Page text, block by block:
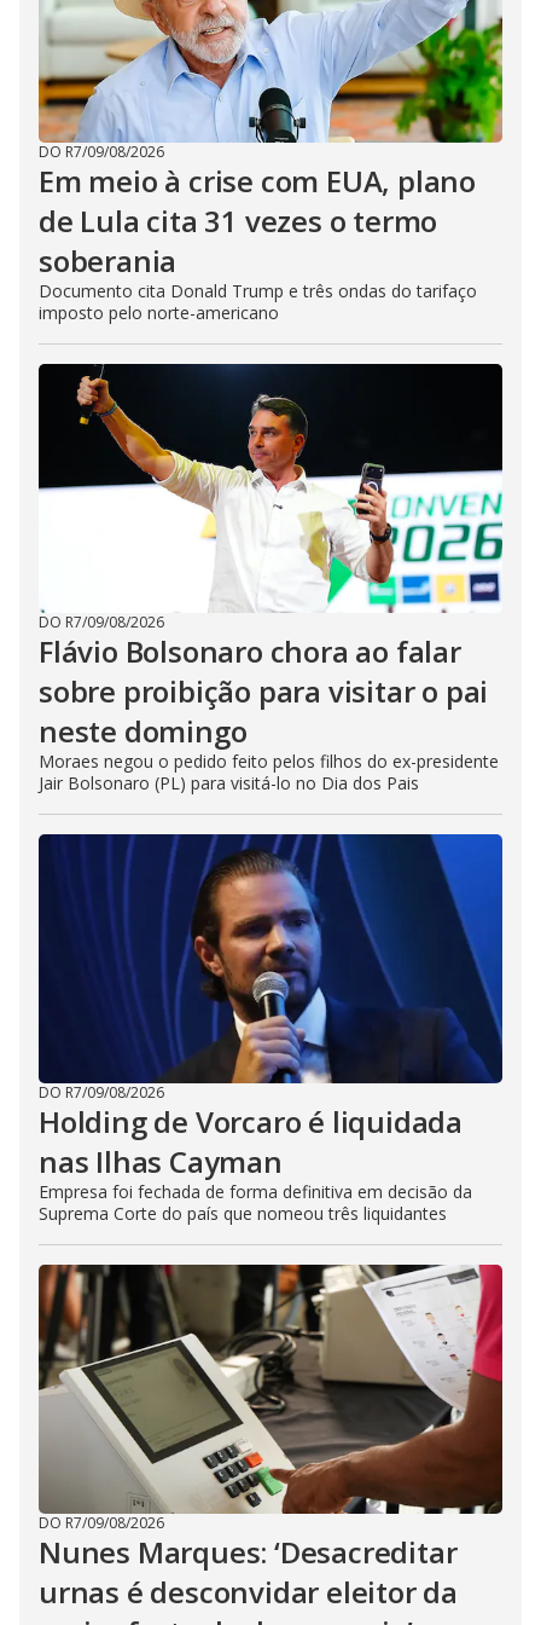
DO R7/09/08/2026
Em meio à crise com EUA, plano
de Lula cita 31 vezes o termo
soberania
Documento cita Donald Trump e três ondas do tarifaço
imposto pelo norte-americano
DO R7/09/08/2026
Flávio Bolsonaro chora ao falar
sobre proibição para visitar o pai
neste domingo
Moraes negou o pedido feito pelos filhos do ex-presidente
Jair Bolsonaro (PL) para visitá-lo no Dia dos Pais
DO R7/09/08/2026
Holding de Vorcaro é liquidada
nas Ilhas Cayman
Empresa foi fechada de forma definitiva em decisão da
Suprema Corte do país que nomeou três liquidantes
DO R7/09/08/2026
Nunes Marques: ‘Desacreditar
urnas é desconvidar eleitor da